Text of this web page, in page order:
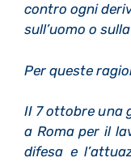
contro ogni
sull’uomo o
Per queste
II 7 ottobre una
a Roma per il
difesa e